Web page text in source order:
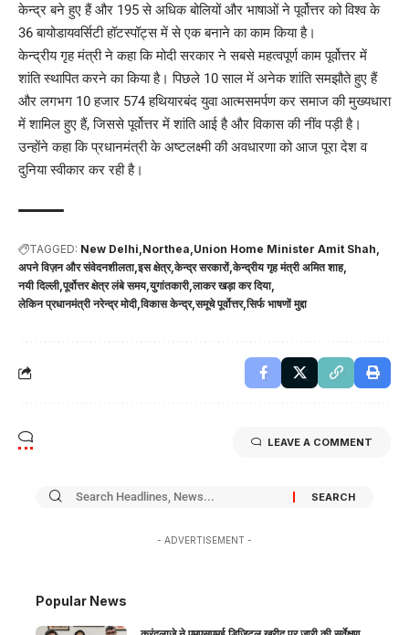
केन्द्र बने हुए हैं और 195 से अधिक बोलियों और भाषाओं ने पूर्वोत्तर को विश्व के
36 बायोडायवर्सिटी हॉटस्पॉट्स में से एक बनाने का काम किया है।
केन्द्रीय गृह मंत्री ने कहा कि मोदी सरकार ने सबसे महत्वपूर्ण काम पूर्वोत्तर में
शांति स्थापित करने का किया है। पिछले 10 साल में अनेक शांति समझौते हुए हैं
और लगभग 10 हजार 574 हथियारबंद युवा आत्मसमर्पण कर समाज की मुख्यधारा
में शामिल हुए हैं, जिससे पूर्वोत्तर में शांति आई है और विकास की नींव पड़ी है।
उन्होंने कहा कि प्रधानमंत्री के अष्टलक्ष्मी की अवधारणा को आज पूरा देश व
दुनिया स्वीकार कर रही है।
TAGGED: New Delhi Northea Union Home Minister Amit Shah
अपने विज़न और संवेदनशीलता इस क्षेत्र केन्द्र सरकारों केन्द्रीय गृह मंत्री अमित शाह
नयी दिल्ली पूर्वोत्तर क्षेत्र लंबे समय युगांतकारी लाकर खड़ा कर दिया
लेकिन प्रधानमंत्री नरेन्द्र मोदी विकास केन्द्र समूचे पूर्वोत्तर सिर्फ भाषणों मुद्दा
LEAVE A COMMENT
- ADVERTISEMENT -
Popular News